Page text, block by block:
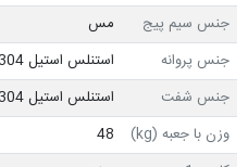
جنس سیم پیج
مس
جنس پروانه
استنلس استیل 304 (AISI304)
جنس شفت
استنلس استیل 304 (AISI304)
وزن با جعبه (kg)
48